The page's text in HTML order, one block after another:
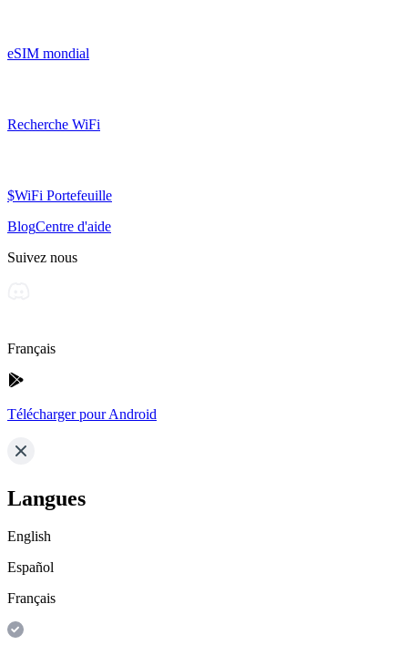
eSIM mondial
Recherche WiFi
$WiFi Portefeuille
BlogCentre d'aide
Suivez nous
Français
Télécharger pour Android
Langues
English
Español
Français